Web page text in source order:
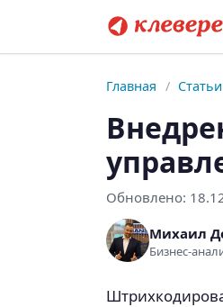
Главная / Статьи
Обновлено:
Михаил
Бизнес-